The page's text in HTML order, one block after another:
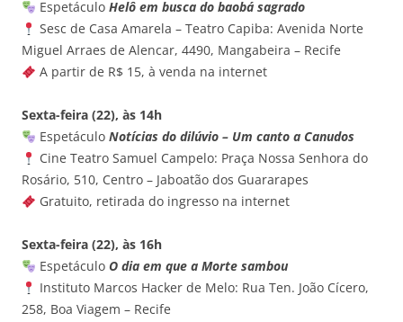
Espetáculo Helô em busca do baobá sagrado
Sesc de Casa Amarela – Teatro Capiba: Avenida Norte
Miguel Arraes de Alencar, 4490, Mangabeira – Recife
A partir de R$ 15, à venda na internet
Sexta-feira (22), às 14h
Espetáculo Notícias do dilúvio – Um canto a Canudos
Cine Teatro Samuel Campelo: Praça Nossa Senhora do
Rosário, 510, Centro – Jaboatão dos Guararapes
Gratuito, retirada do ingresso na internet
Sexta-feira (22), às 16h
Espetáculo O dia em que a Morte sambou
Instituto Marcos Hacker de Melo: Rua Ten. João Cícero,
258, Boa Viagem – Recife